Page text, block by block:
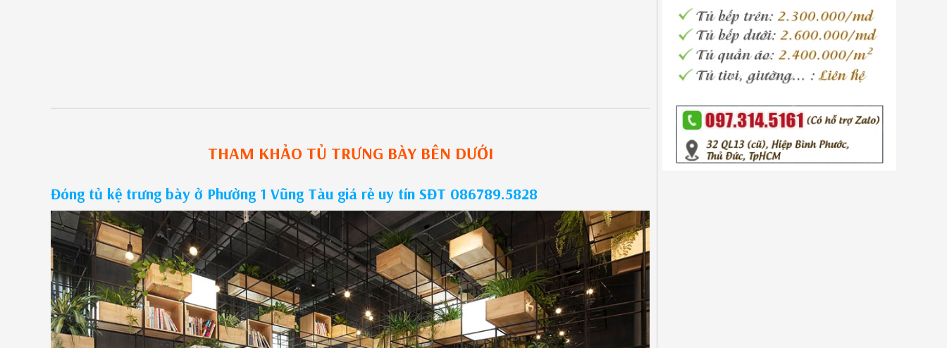
THAM KHẢO TỦ TRƯNG BÀYBÊN DƯỚI
Đóng tủ kệ trưng bày ở Phường 1 Vũng Tàu giá rẻ uy tín SĐT 086789.5828